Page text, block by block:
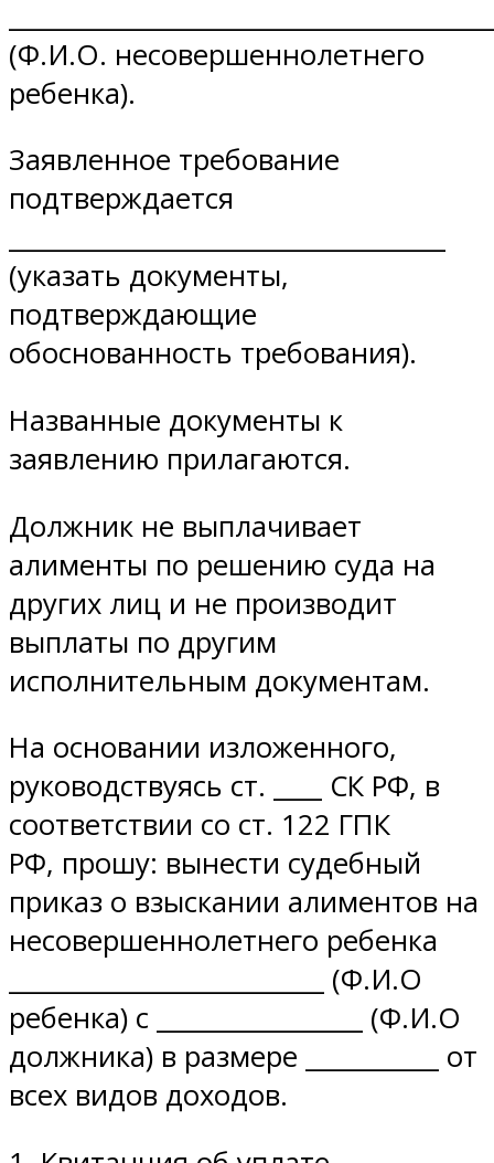
(Ф.И.О. несовершеннолетнего
ребенка).
Заявленное требование
подтверждается
(указать документы,
подтверждающие
обоснованность требования).
Названные документы к
заявлению прилагаются.
Должник не выплачивает
алименты по решению суда на
других лиц и не производит
выплаты по другим
исполнительным документам.
На основании изложенного,
руководствуясь ст. ____ СК РФ, в
соответствии со ст. 122 ГПК
РФ, прошу: вынести судебный
приказ о взыскании алиментов на
несовершеннолетнего ребенка
__________________________ (Ф.И.О
ребенка) с _________________ (Ф.И.О
должника) в размере ___________ от
всех видов доходов.